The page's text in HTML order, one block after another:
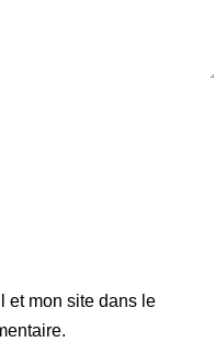
et mon site dans le